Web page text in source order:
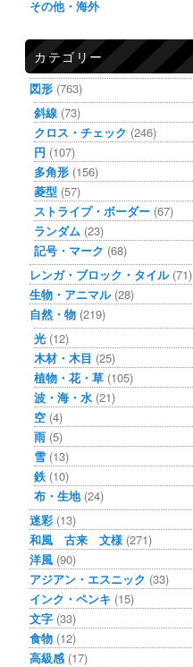
その他・海外
カテゴリー
図形 (763)
斜線 (73)
クロス・チェック (246)
円 (107)
多角形 (156)
菱型 (57)
ストライプ・ボーダー (67)
ランダム (23)
記号・マーク (68)
レンガ・ブロック・タイル(71)
生物・アニマル(28)
自然・物 (219)
光 (12)
木材・木目 (25)
植物・花・草 (105)
波・海・水 (21)
空 (4)
雨 (5)
雪 (13)
鉄 (10)
布・生地(24)
迷彩 (13)
和風 古来 文様 (271)
洋風 (90)
アジアン・エスニック (33)
インク・ペンキ (15)
文字 (33)
食物 (12)
高級感 (17)